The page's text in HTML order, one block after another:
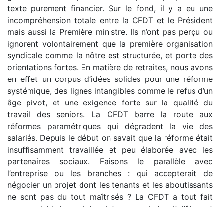
texte purement financier. Sur le fond, il y a eu une
incompréhension totale entre la CFDT et le Président
mais aussi la Première ministre. Ils n’ont pas perçu ou
ignorent volontairement que la première organisation
syndicale comme la nôtre est structurée, et porte des
orientations fortes. En matière de retraites, nous avons
en effet un corpus d’idées solides pour une réforme
systémique, des lignes intangibles comme le refus d’un
âge pivot, et une exigence forte sur la qualité du
travail des seniors. La CFDT barre la route aux
réformes paramétriques qui dégradent la vie des
salariés. Depuis le début on savait que la réforme était
insuffisamment travaillée et peu élaborée avec les
partenaires sociaux. Faisons le parallèle avec
l’entreprise ou les branches : qui accepterait de
négocier un projet dont les tenants et les aboutissants
ne sont pas du tout maîtrisés ? La CFDT a tout fait